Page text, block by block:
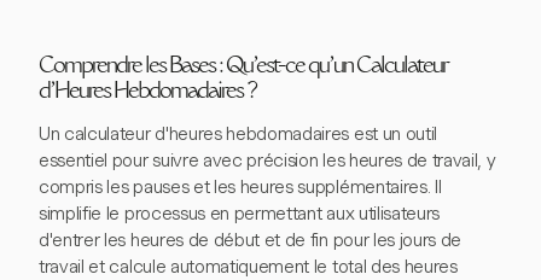
Comprendre les Bases : Qu'est-ce qu'un Calculateur
d'Heures Hebdomadaires ?
Un calculateur d'heures hebdomadaires est un outil
essentiel pour suivre avec précision les heures de travail, y
compris les pauses et les heures supplémentaires. Il
simplifie le processus en permettant aux utilisateurs
d'entrer les heures de début et de fin pour les jours de
travail et calcule automatiquement le total des heures